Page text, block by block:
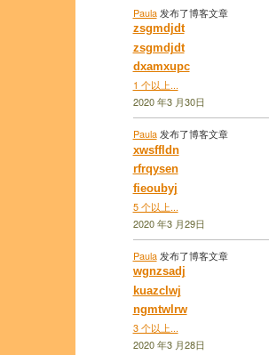
Paula发布了博客文章
zsgmdjdt
zsgmdjdt
dxamxupc
1 个以上...
2020 年3 月30日
Paula发布了博客文章
xwsffldn
rfrqysen
fieoubyj
5 个以上...
2020 年3 月29日
Paula发布了博客文章
wgnzsadj
kuazclwj
ngmtwlrw
3 个以上...
2020 年3 月28日